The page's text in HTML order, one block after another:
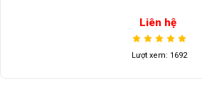
Liên hệ
Lượt xem: 1692